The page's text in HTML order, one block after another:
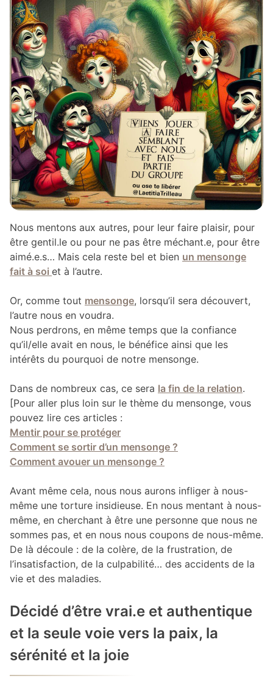
Nous mentons aux autres, pour leur faire plaisir, pour
être gentil.le ou pour ne pas être méchant.e, pour être
aimé.e.s… Mais cela reste bel et bien un mensonge
fait à soi et à l’autre.
Or, comme tout mensonge, lorsqu’il sera découvert,
l’autre nous en voudra.
Nous perdrons, en même temps que la confiance
qu’il/elle avait en nous, le bénéfice ainsi que les
intérêts du pourquoi de notre mensonge.
Dans de nombreux cas, ce sera la fin de la relation.
[Pour aller plus loin sur le thème du mensonge, vous
pouvez lire ces articles :
Mentir pour se protéger
Comment se sortir d’un mensonge ?
Comment avouer un mensonge ?
Avant même cela, nous nous aurons infliger à nous-
même une torture insidieuse. En nous mentant à nous-
même, en cherchant à être une personne que nous ne
sommes pas, et en nous nous coupons de nous-même.
De là découle : de la colère, de la frustration, de
l’insatisfaction, de la culpabilité… des accidents de la
vie et des maladies.
Décidé d’être vrai.e et authentique
et la seule voie vers la paix, la
sérénité et la joie